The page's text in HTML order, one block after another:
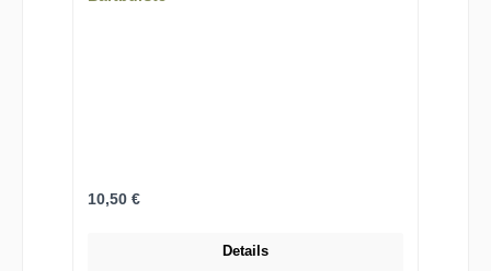
Regulärer Preis:
10,50 €
Details